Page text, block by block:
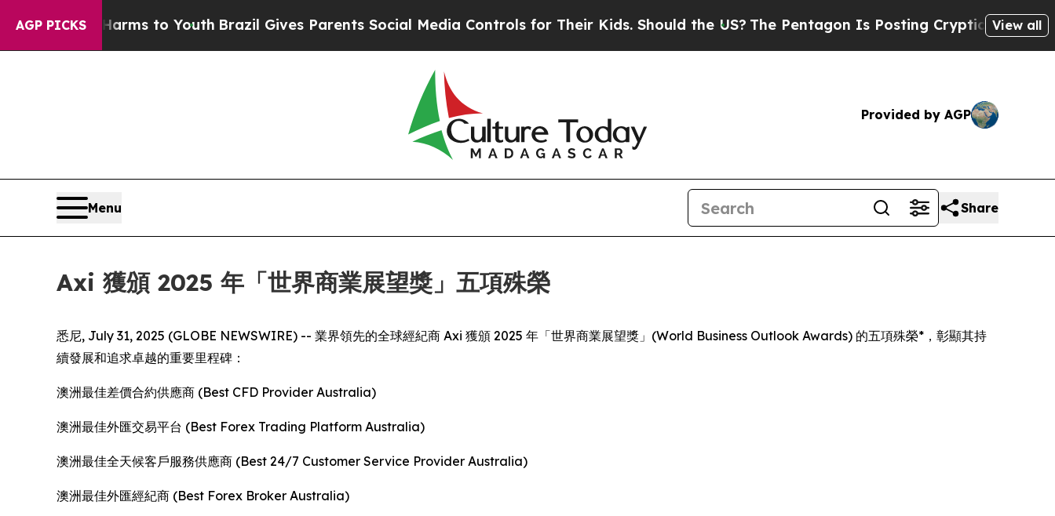
AGP PICKS
Abate Harms to Youth Brazil Gives Parents Social Media Controls for Their Kids. Should the US? The Pentagon Is Posting Cryptic BiblicalView all
Provided by AGP
Menu Share
Axi 獲頒 2025 年「世界商業展望獎」五項殊榮
悉尼, July 31, 2025 (GLOBE NEWSWIRE) -- 業界領先的全球經紀商 Axi 獲頒 2025 年「世界商業展望獎」(World Business Outlook Awards) 的五項殊榮*，彰顯其持
續發展和追求卓越的重要里程碑：
澳洲最佳差價合約供應商 (Best CFD Provider Australia)
澳洲最佳外匯交易平台 (Best Forex Trading Platform Australia)
澳洲最佳全天候客戶服務供應商 (Best 24/7 Customer Service Provider Australia)
澳洲最佳外匯經紀商 (Best Forex Broker Australia)